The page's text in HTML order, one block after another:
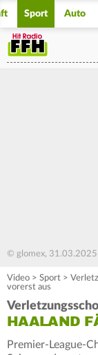
Sport Auto
© glomex, 31.03.2025
Video > Sport >
vorerst aus
HAALAND
Premier-League-